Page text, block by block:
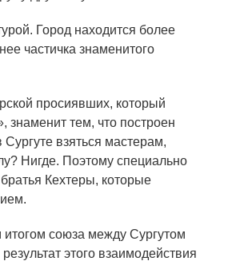
Город находится более
частичка знаменитого
просиявших, который
знаменит тем, что построен
Сургуте взяться мастерам,
Нигде. Поэтому специально
Кехтеры, которые
союза между Сургутом
этого взаимодействия